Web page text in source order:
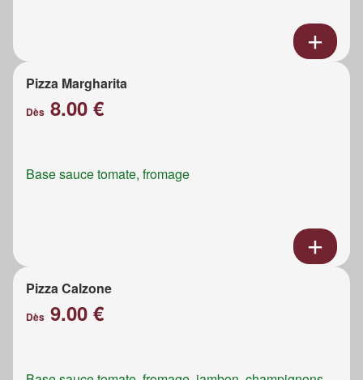
Pizza Margharita
Dès 8.00 €
Base sauce tomate, fromage
Pizza Calzone
Dès 9.00 €